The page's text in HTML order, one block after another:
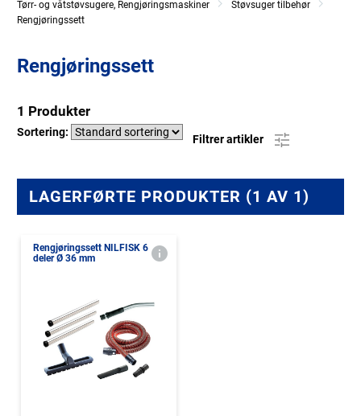
Tørr- og våtstøvsugere, Rengjøringsmaskiner
Støvsuger tilbehør
Rengjøringssett
Rengjøringssett
1 Produkter
Sortering:
Filtrer artikler
LAGERFØRTE PRODUKTER (1 AV 1)
Rengjøringssett NILFISK 6
deler Ø 36 mm